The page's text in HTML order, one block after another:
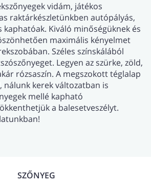
vidám, játékos
raktárkészletünkben autópályás,
Kiváló minőségüknek és
maximális kényelmet
Széles színskálából
Legyen az szürke, zöld,
rózsaszín. A megszokott téglalap
nálunk kerek változatban is
mellé kapható
a balesetveszélyt.
SZŐNYEG